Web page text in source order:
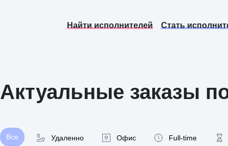
Найти исполнителей Стать
Актуальные заказы
Все Удаленно Офис Full-time